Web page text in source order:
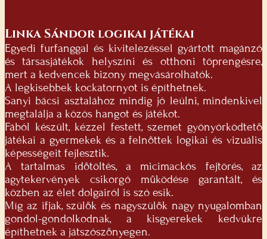
Linka Sándor logikai játékai
Egyedi furfanggal és kivitelezéssel gyártott magánzó
és társasjátékok helyszíni és otthoni töprengésre,
mert a kedvencek bizony megvásárolhatók.
A legkisebbek kockatornyot is építhetnek.
Sanyi bácsi asztalához mindig jó leülni, mindenkivel
megtalálja a közös hangot és játékot.
Fából készült, kézzel festett, szemet gyönyörködtető
játékai a gyermekek és a felnőttek logikai és vizuális
képességeit fejlesztik.
A tartalmas időtöltés, a micimackós fejtörés, az
agytekervények csikorgó működése garantált, és
közben az élet dolgairól is szó esik.
Míg az ifjak, szülők és nagyszülők nagy nyugalomban
gondol-gondolkodnak, a kisgyerekek kedvükre
építhetnek a játszószőnyegen.